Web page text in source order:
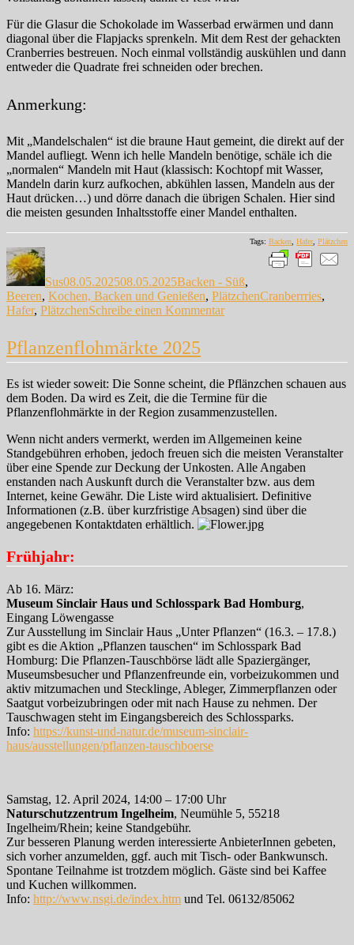
Für die Glasur die Schokolade im Wasserbad erwärmen und dann
diagonal über die Flapjacks sprenkeln. Mit dem Rest der gehackten
Cranberries bestreuen. Noch einmal vollständig auskühlen und dann
entweder die Quadrate frei schneiden oder brechen.
Anmerkung:
Mit „Mandelschalen“ ist die braune Haut gemeint, die direkt auf der
Mandel aufliegt. Wenn ich helle Mandeln benötige, schäle ich die
„normalen“ Mandeln mit Haut (klassisch: Kochtopf mit Wasser,
Mandeln darin kurz aufkochen, abkühlen lassen, Mandeln aus der
Haut drücken…) und dörre danach die übrigen Schalen. Hier sind
die meisten gesunden Inhaltsstoffe einer Mandel enthalten.
Tags: Backen Hafer, Plätzchen
Autor
Sus08.05.202508.05.2025Backen - Süß,
Beeren, Kochen, Backen und Genießen, PlätzchenSchlagwörter
Cranberrries,
Hafer, PlätzchenSchreibe einen Kommentarzu
Pflanzenflohmärkte 2025
Es ist wieder soweit: Die Sonne scheint, die Pflänzchen schauen aus
dem Boden. Da wird es Zeit, die die Termine für die
Pflanzenflohmärkte in der Region zusammenzustellen.
Wenn nicht anders vermerkt, werden im Allgemeinen keine
Standgebühren erhoben, jedoch freuen sich die meisten Veranstalter
über eine Spende zur Deckung der Unkosten. Alle Angaben
enstanden nach Auskunft durch die Veranstalter bzw. aus dem
Internet, keine Gewähr. Die Liste wird aktualisiert. Definitive
Informationen (z.B. über kurzfristige Absagen) sind über die
angegebenen Kontaktdaten erhältlich.
Frühjahr:
Ab 16. März:
Museum Sinclair Haus und Schlosspark Bad Homburg,
Eingang Löwengasse
Zur Ausstellung im Sinclair Haus „Unter Pflanzen“ (16.3. – 17.8.)
gibt es die Aktion „Pflanzen tauschen“ im Schlosspark Bad
Homburg: Die Pflanzen-Tauschbörse lädt alle Spaziergänger,
Museumsbesucher und Pflanzenfreunde ein, vorbeizukommen und
aktiv mitzumachen und Stecklinge, Ableger, Zimmerpflanzen oder
Saatgut vorbeizubringen oder mit nach Hause zu nehmen. Der
Tauschwagen steht im Eingangsbereich des Schlossparks.
Info: https://kunst-und-natur.de/museum-sinclair-
haus/ausstellungen/pflanzen-tauschboerse
Samstag, 12. April 2024, 14:00 – 17:00 Uhr
Naturschutzzentrum Ingelheim, Neumühle 5, 55218
Ingelheim/Rhein; keine Standgebühr.
Zur besseren Planung werden interessierte AnbieterInnen gebeten,
sich vorher anzumelden, ggf. auch mit Tisch- oder Bankwunsch.
Spontane Teilnahme ist trotzdem möglich. Gäste sind bei Kaffee
und Kuchen willkommen.
Info: http://www.nsgi.de/index.htm und Tel. 06132/85062